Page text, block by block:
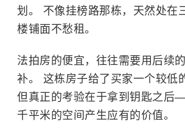
划。 不像挂榜路那栋，天然处在
楼铺面不愁租。
法拍房的便宜，往往需要用后续
补。 这栋房子给了买家一个较低
但真正的考验在于拿到钥匙之后
千平米的空间产生应有的价值。